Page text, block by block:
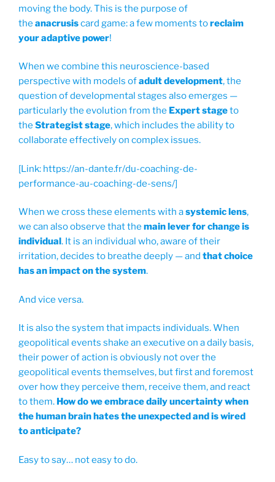
moving the body. This is the purpose of
the anacrusiscard game: a few moments toreclaim
your adaptive power!
When we combine this neuroscience-based
perspective with models ofadult development, the
question of developmental stages also emerges —
particularly the evolution from the Expert stageto
the Strategist stage, which includes the ability to
collaborate effectively on complex issues.
[Link: https://an-dante.fr/du-coaching-de-
performance-au-coaching-de-sens/]
When we cross these elements with asystemic lens,
we can also observe that the main lever for change is
individual. It is an individual who, aware of their
irritation, decides to breathe deeply — and that choice
has an impact on the system.
And vice versa.
It is also the system that impacts individuals. When
geopolitical events shake an executive on a daily basis,
their power of action is obviously not over the
geopolitical events themselves, but first and foremost
over how they perceive them, receive them, and react
to them. How do we embrace daily uncertainty when
the human brain hates the unexpected and is wired
to anticipate?
Easy to say… not easy to do.